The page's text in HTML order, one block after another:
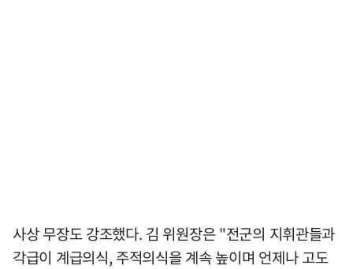
사상 무장도 강조했다. 김 위원장은 "전군의 지휘관들과
각급이 계급의식, 주적의식을 계속 높이며 언제나 고도